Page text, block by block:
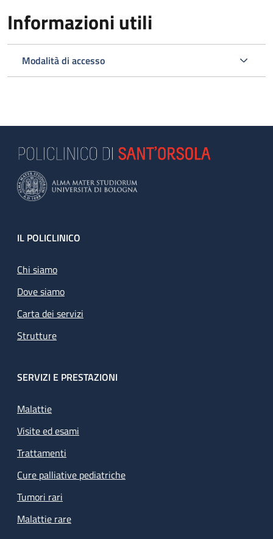
Informazioni utili
Modalità di accesso
Footer
IL POLICLINICO
Chi siamo
Dove siamo
Carta dei servizi
Strutture
SERVIZI E PRESTAZIONI
Malattie
Visite ed esami
Trattamenti
Cure palliative pediatriche
Tumori rari
Malattie rare